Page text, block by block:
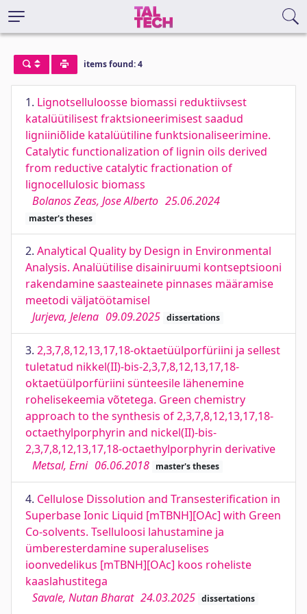
items found: 4
1. Lignotselluloosse biomassi reduktiivsest
katalüütilisest fraktsioneerimisest saadud
ligniiniõlide katalüütiline funktsionaliseerimine.
Catalytic functionalization of lignin oils derived
from reductive catalytic fractionation of
lignocellulosic biomass
Bolanos Zeas, Jose Alberto 25.06.2024
master's theses
2. Analytical Quality by Design in Environmental
Analysis. Analüütilise disainiruumi kontseptsiooni
rakendamine saasteainete pinnases määramise
meetodi väljatöötamisel
Jurjeva, Jelena 09.09.2025 dissertations
3. 2,3,7,8,12,13,17,18-oktaetüülporfüriini ja sellest
tuletatud nikkel(II)-bis-2,3,7,8,12,13,17,18-
oktaetüülporfüriini sünteesile lähenemine
rohelisekeemia võtetega. Green chemistry
approach to the synthesis of 2,3,7,8,12,13,17,18-
octaethylporphyrin and nickel(II)-bis-
2,3,7,8,12,13,17,18-octaethylporphyrin derivative
Metsal, Erni 06.06.2018 master's theses
4. Cellulose Dissolution and Transesterification in
Superbase Ionic Liquid [mTBNH][OAc] with Green
Co-solvents. Tselluloosi lahustamine ja
ümberesterdamine superaluselises
ioonvedelikus [mTBNH][OAc] koos roheliste
kaaslahustitega
Savale, Nutan Bharat 24.03.2025 dissertations